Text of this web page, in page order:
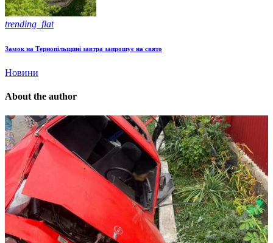
trending_flat
Замок на Тернопільщині завтра запрошує на свято
Новини
About the author